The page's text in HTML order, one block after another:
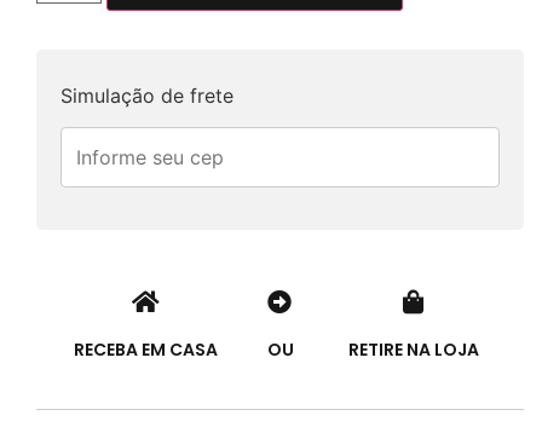
Simulação de frete
RECEBA EM CASA OU RETIRE NA LOJA